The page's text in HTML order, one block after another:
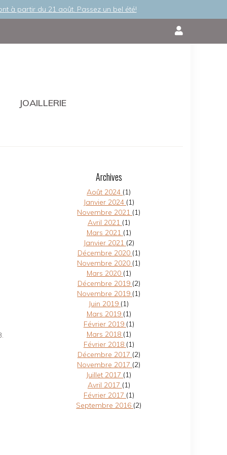
à partir du 21 août. Passez un bel été!
JOAILLERIE
MON
COMPTE
Archives
Août 2024 (1)
Janvier 2024 (1)
Novembre 2021 (1)
Avril 2021 (1)
Mars 2021 (1)
Janvier 2021 (2)
Décembre 2020 (1)
Novembre 2020 (1)
Mars 2020 (1)
Décembre 2019 (2)
Novembre 2019 (1)
Juin 2019 (1)
Mars 2019 (1)
Février 2019 (1)
Mars 2018 (1)
Février 2018 (1)
Décembre 2017 (2)
Novembre 2017 (2)
Juillet 2017 (1)
Avril 2017 (1)
Février 2017 (1)
Septembre 2016 (2)